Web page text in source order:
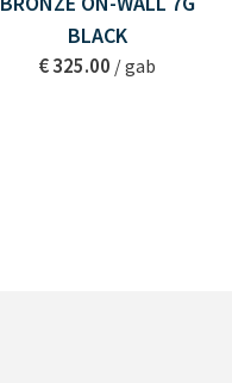
BLACK
€ 325.00 / gab